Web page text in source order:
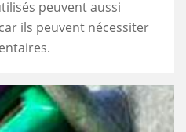
peuvent aussi
ils peuvent nécessiter